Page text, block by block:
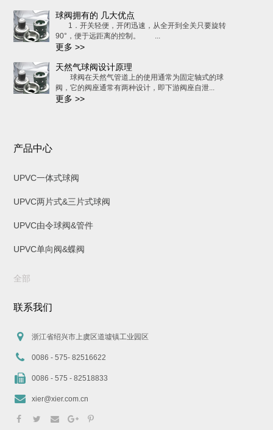
球阀拥有的 几大优点
1．开关轻便，开闭迅速，从全开到全关只要旋转
90°，便于远距离的控制。 ...
更多 >>
天然气球阀设计原理
球阀在天然气管道上的使用通常为固定轴式的球
阀，它的阀座通常有两种设计，即下游阀座自泄...
更多 >>
产品中心
UPVC一体式球阀
UPVC两片式&三片式球阀
UPVC由令球阀&管件
UPVC单向阀&蝶阀
全部
联系我们
浙江省绍兴市上虞区道墟镇工业园区
0086 - 575- 82516622
0086 - 575 - 82518833
xier@xier.com.cn